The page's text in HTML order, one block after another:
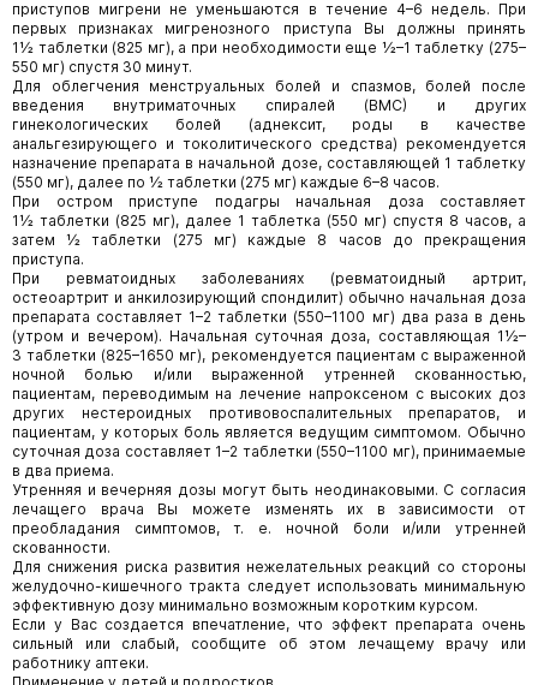
приступов мигрени не уменьшаются в течение 4–6 недель. При
первых признаках мигренозного приступа Вы должны принять
1½ таблетки (825 мг), а при необходимости еще ½–1 таблетку (275–
550 мг) спустя 30 минут.
Для облегчения менструальных болей и спазмов, болей после
введения внутриматочных спиралей (ВМС) и других
гинекологических болей (аднексит, роды в качестве
анальгезирующего и токолитического средства) рекомендуется
назначение препарата в начальной дозе, составляющей 1 таблетку
(550 мг), далее по ½ таблетки (275 мг) каждые 6–8 часов.
При остром приступе подагры начальная доза составляет
1½ таблетки (825 мг), далее 1 таблетка (550 мг) спустя 8 часов, а
затем ½ таблетки (275 мг) каждые 8 часов до прекращения
приступа.
При ревматоидных заболеваниях (ревматоидный артрит,
остеоартрит и анкилозирующий спондилит) обычно начальная доза
препарата составляет 1–2 таблетки (550–1100 мг) два раза в день
(утром и вечером). Начальная суточная доза, составляющая 1½–
3 таблетки (825–1650 мг), рекомендуется пациентам с выраженной
ночной болью и/или выраженной утренней скованностью,
пациентам, переводимым на лечение напроксеном с высоких доз
других нестероидных противовоспалительных препаратов, и
пациентам, у которых боль является ведущим симптомом. Обычно
суточная доза составляет 1–2 таблетки (550–1100 мг), принимаемые
в два приема.
Утренняя и вечерняя дозы могут быть неодинаковыми. С согласия
лечащего врача Вы можете изменять их в зависимости от
преобладания симптомов, т. е. ночной боли и/или утренней
скованности.
Для снижения риска развития нежелательных реакций со стороны
желудочно-кишечного тракта следует использовать минимальную
эффективную дозу минимально возможным коротким курсом.
Если у Вас создается впечатление, что эффект препарата очень
сильный или слабый, сообщите об этом лечащему врачу или
работнику аптеки.